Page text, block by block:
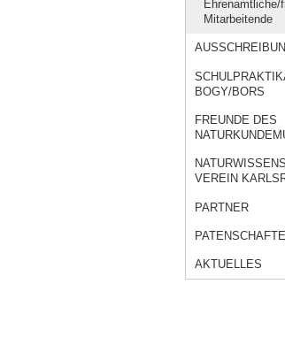
Ehrenamtliche/
Mitarbeitende
BOGY/BORS
FREUNDE DES
VEREIN
PARTNER
AKTUELLES